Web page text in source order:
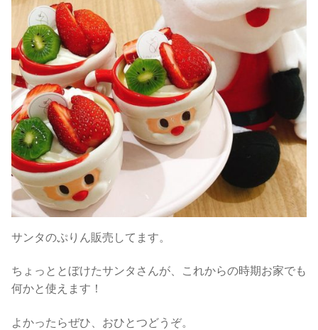
サンタのぷりん販売してます。
ちょっととぼけたサンタさんが、これからの時期お家でも
何かと使えます！
よかったらぜひ、おひとつどうぞ。